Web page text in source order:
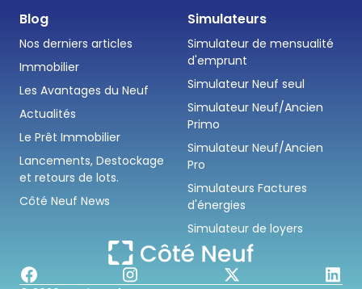
Blog
Nos derniers articles
Immobilier
Les Avantages du Neuf
Actualités
Le Prêt Immobilier
Lancements, Destockage
et retours de lots.
Côté Neuf News
Simulateurs
Simulateur de mensualité
d'emprunt
Simulateur Neuf seul
Simulateur Neuf/Ancien
Primo
Simulateur Neuf/Ancien
Pro
Simulateurs Factures
d'énergies
Simulateur de loyers